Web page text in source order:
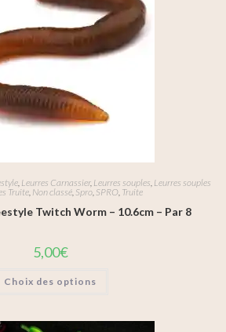
, Leurres Carnassier, Leurres souples, Leurres souples
Truite, Non classé, Spro, SPRO, Truite
Twitch Worm – 10.6cm – Par 8
5,00€
Choix des options